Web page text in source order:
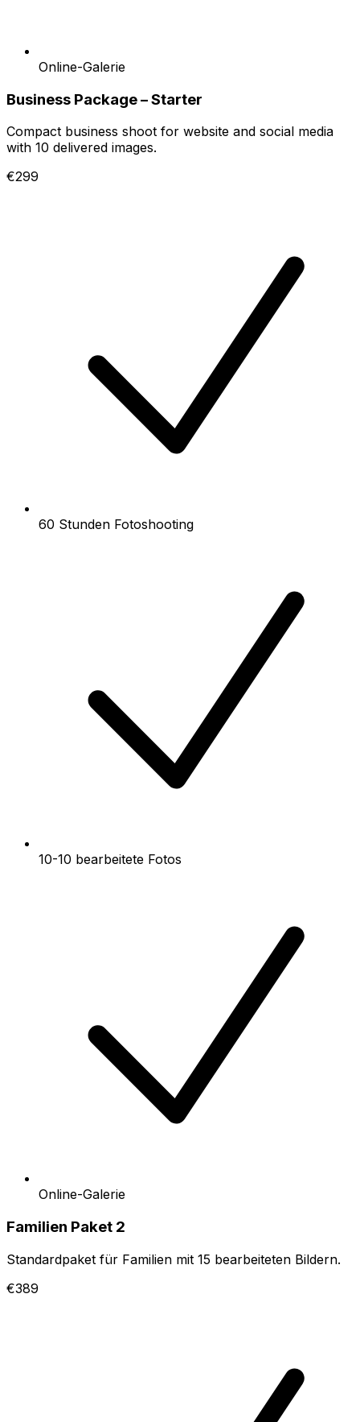
Online-Galerie
Business Package – Starter
Compact business shoot for website and social media
with 10 delivered images.
€299
60 Stunden Fotoshooting
10-10 bearbeitete Fotos
Online-Galerie
Familien Paket 2
Standardpaket für Familien mit 15 bearbeiteten Bildern.
€389